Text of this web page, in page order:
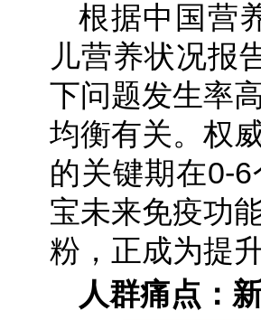
根据中国营
儿营养状况报
下问题发生率
均衡有关。权
的关键期在0-
宝未来免疫功
粉，正成为提
人群痛点：